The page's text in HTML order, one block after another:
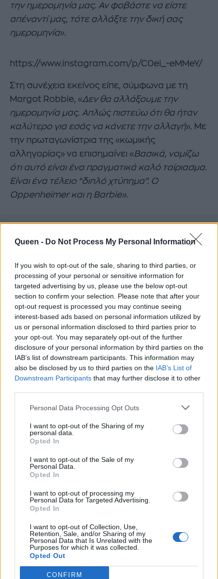
Queen - Do Not Process My Personal Information
If you wish to opt-out of the sale, sharing to third parties, or
processing of your personal or sensitive information for
targeted advertising by us, please use the below opt-out
section to confirm your selection. Please note that after your
opt-out request is processed you may continue seeing
interest-based ads based on personal information utilized by
us or personal information disclosed to third parties prior to
your opt-out. You may separately opt-out of the further
disclosure of your personal information by third parties on the
IAB’s list of downstream participants. This information may
also be disclosed by us to third parties on the IAB’s List of
Downstream Participants that may further disclose it to other
Personal Data Processing Opt Outs
I want to opt-out of the Sharing of my
personal data.
Opted In
I want to opt-out of the Sale of my
Personal Data.
Opted In
I want to opt-out of processing my
Personal Data for Targeted Advertising.
Opted In
I want to opt-out of Collection, Use,
Retention, Sale, and/or Sharing of my
Personal Data that Is Unrelated with the
Purposes for which it was collected.
Opted Out
CONFIRM
την ημερομηνία μας. Αν φοβάστε να είστε
απέναντί μας, τότε αλλάξτε την δική σας
ημερομηνία».
https://www.instagram.com/p/C0ei_-eMMeY/
Στη συνέχεια εκείνος είπε, σύμφωνα με τη
Margot Robbie, «Δεν θα αλλάξουμε την
ημερομηνία μας. Απλώς πιστεύω ότι θα ήταν
καλύτερο για εσάς να κάνετε την αλλαγή». Με
την πρωταγωνίστρια της «κωμικής
αλληγορίας» να επισημαίνει «Βασικά, νομίζω
ότι αυτό είναι ένα πραγματικά καλό ταίριασμα.
Είναι ένα τέλειο “διπλό χτύπημα”. Ο
Oppenheimer και η Barbie».